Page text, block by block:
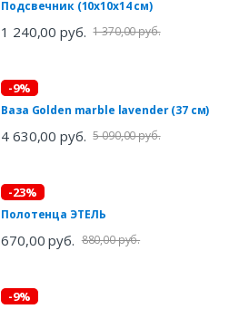
Подсвечник (10х10х14 см)
1 240,00 руб. 1 370,00 руб.
-9%
Ваза Golden marble lavender (37 см)
4 630,00 руб. 5 090,00 руб.
-23%
Полотенца ЭТЕЛЬ
670,00 руб. 880,00 руб.
-9%